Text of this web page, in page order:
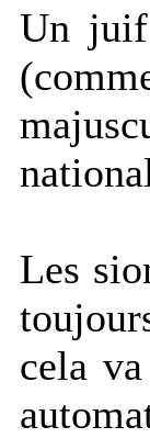
Un juif
Les
cela